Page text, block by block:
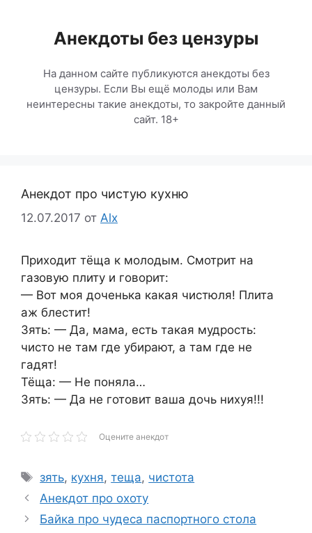
содержимомуАнекдоты без цензуры
На данном сайте публикуются анекдоты без
цензуры. Если Вы ещё молоды или Вам
неинтересны такие анекдоты, то закройте данный
сайт. 18+
Анекдот про чистую кухню
12.07.2017 от Alx
Приходит тёща к молодым. Смотрит на
газовую плиту и говорит:
— Вот моя доченька какая чистюля! Плита
аж блестит!
Зять: — Да, мама, есть такая мудрость:
чисто не там где убирают, а там где не
гадят!
Тёща: — Не поняла…
Зять: — Да не готовит ваша дочь нихуя!!!
Оцените анекдот
Метки
зять, кухня,теща, чистота
Анекдот про охоту
Байка про чудеса паспортного стола